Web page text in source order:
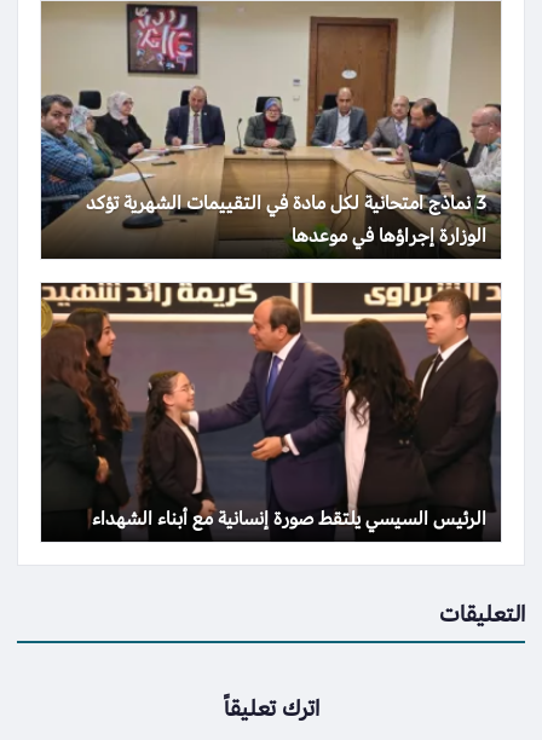
3 نماذج امتحانية لكل مادة في التقييمات الشهرية تؤكد
الوزارة إجراؤها في موعدها
الرئيس السيسي يلتقط صورة إنسانية مع أبناء الشهداء
التعليقات
اترك تعليقاً